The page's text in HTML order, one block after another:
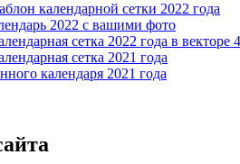
календарной сетки 2022 года
2022 с вашими фото
сетка 2022 года в векторе
сетка 2021 года
календаря 2021 года